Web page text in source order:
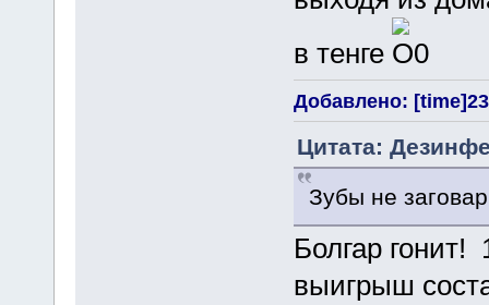
в тенге
Добавлено:
Цитата:
Зубы не
Болгар гонит!
выигрыш